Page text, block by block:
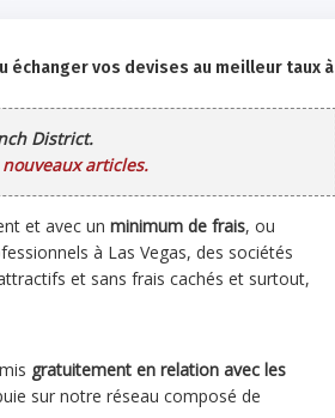
vos devises au meilleur taux à
District.
articles.
et avec un minimum de frais, ou
à Las Vegas, des sociétés
et sans frais cachés et surtout,
gratuitement en relation avec les
sur notre réseau composé de